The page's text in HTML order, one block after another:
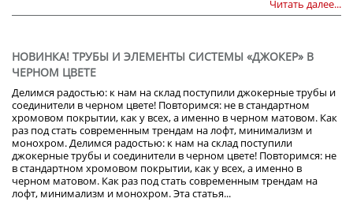
Читать далее...
НОВИНКА! ТРУБЫ И ЭЛЕМЕНТЫ СИСТЕМЫ «ДЖОКЕР» В
ЧЕРНОМ ЦВЕТЕ
Делимся радостью: к нам на склад поступили джокерные трубы и
соединители в черном цвете! Повторимся: не в стандартном
хромовом покрытии, как у всех, а именно в черном матовом. Как
раз под стать современным трендам на лофт, минимализм и
монохром. Делимся радостью: к нам на склад поступили
джокерные трубы и соединители в черном цвете! Повторимся: не
в стандартном хромовом покрытии, как у всех, а именно в
черном матовом. Как раз под стать современным трендам на
лофт, минимализм и монохром. Эта статья...